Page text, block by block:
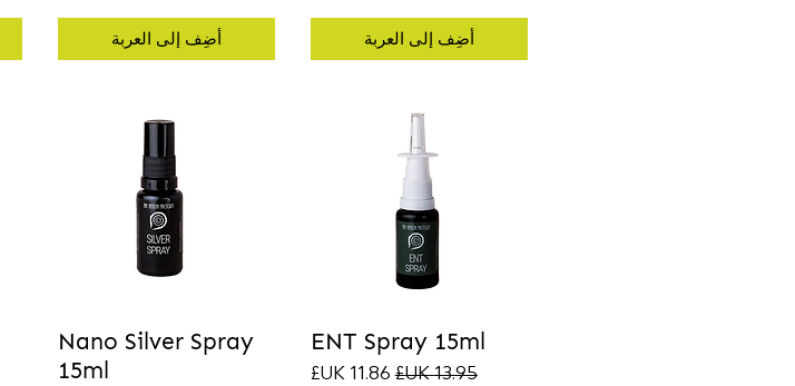
أضِف إلى العربة أضِف إلى العربة
ENT Spray 15ml
سعر عادي‏13.95 UK£ سعر البيع
Nano Silver Spray
15ml